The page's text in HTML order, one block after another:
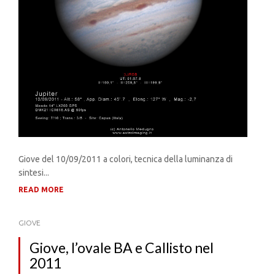
Giove del 10/09/2011 a colori, tecnica della luminanza di
sintesi...
READ MORE
GIOVE
Giove, l’ovale BA e Callisto nel
2011